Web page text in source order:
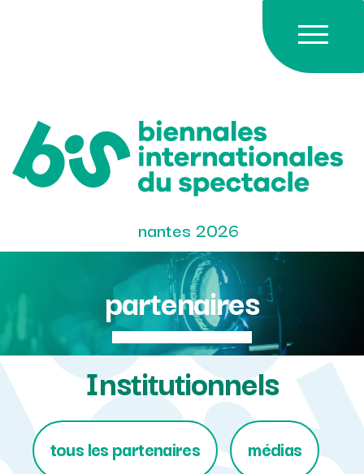
nantes 2026
partenaires
Institutionnels
tous les partenaires médias